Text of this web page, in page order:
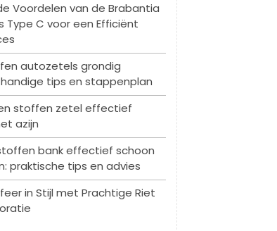
Voordelen van de Brabantia
Type C voor een Efficiënt
autozetels grondig
tips en stappenplan
stoffen zetel effectief
azijn
bank effectief schoon
praktische tips en advies
in Stijl met Prachtige Riet